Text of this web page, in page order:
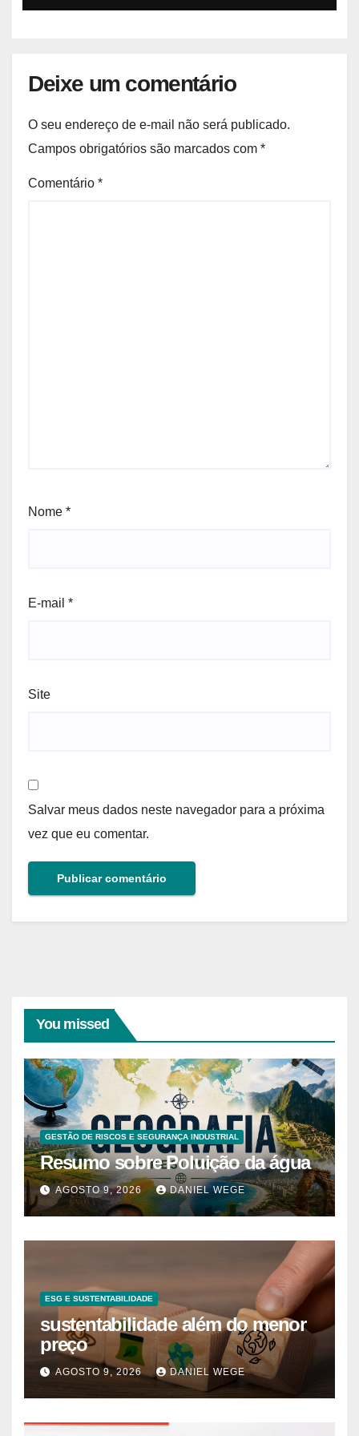
Deixe um comentário
O seu endereço de e-mail não será publicado.
Campos obrigatórios são marcados com *
Comentário *
Nome *
E-mail *
Site
Salvar meus dados neste navegador para a próxima
vez que eu comentar.
You missed
GESTÃO DE RISCOS E SEGURANÇA INDUSTRIAL
Resumo sobre Poluição da água
AGOSTO 9, 2026 DANIEL WEGE
ESG E SUSTENTABILIDADE
sustentabilidade além do menor
preço
AGOSTO 9, 2026 DANIEL WEGE